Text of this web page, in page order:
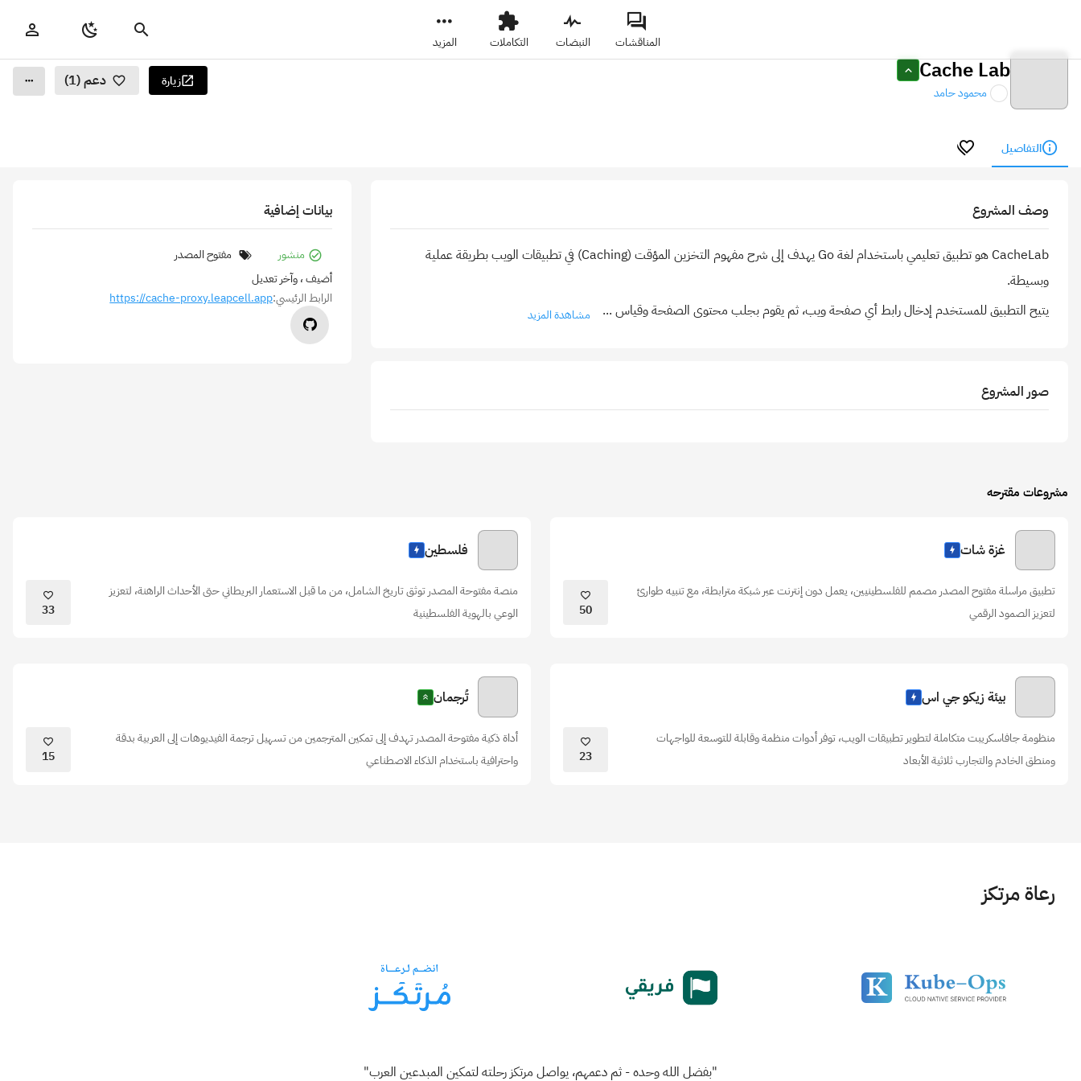
المناقشات النبضات التكاملات المزيد
Cache Lab
محمود حامد
زيارة دعم (1)
التفاصيل
وصف المشروع
CacheLab هو تطبيق تعليمي باستخدام لغة Go يهدف إلى شرح مفهوم التخزين المؤقت (Caching) في تطبيقات الويب بطريقة عملية
يتيح التطبيق للمستخدم إدخال رابط أي صفحة ويب، ثم يقوم بجلب محتوى الصفحة وقياس ... مشاهدة المزيد
صور المشروع
بيانات إضافية
منشور
مفتوح المصدر
أضيف، وآخر تعديل
الرابط الرئيسي:https://cache-proxy.leapcell.app
مشروعات مقترحه
غزة شات
تطبيق مراسلة مفتوح المصدر مصمم للفلسطينيين، يعمل دون إنترنت عبر شبكة مترابطة، مع تنبيه طوارئ
لتعزيز الصمود الرقمي
50
فلسطين
منصة مفتوحة المصدر توثق تاريخ الشامل، من ما قبل الاستعمار البريطاني حتى الأحداث الراهنة، لتعزيز
الوعي بالهوية الفلسطينية
33
بيئة زيكو جي اس
منظومة جافاسكريبت متكاملة لتطوير تطبيقات الويب، توفر أدوات منظمة وقابلة للتوسعة للواجهات
ومنطق الخادم والتجارب ثلاثية الأبعاد
23
تُرجمان
أداة ذكية مفتوحة المصدر تهدف إلى تمكين المترجمين من تسهيل ترجمة الفيديوهات إلى العربية بدقة
واحترافية باستخدام الذكاء الاصطناعي
15
رعاة مرتكز
"بفضل الله وحده - ثم دعمهم، يواصل مرتكز رحلته لتمكين المبدعين العرب"